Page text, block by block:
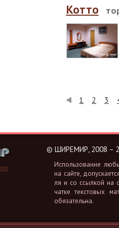
Котто
1 2 3
© ШИРЕМИР, 2008 –
Ис­поль­зо­ва­ние
на сайте,
ля и со ссыл­кой на
чат­ке тек­сто­вых
обя­за­тель­на.